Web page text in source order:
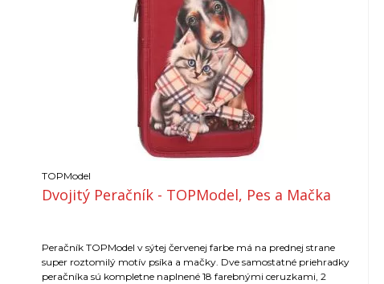
TOPModel
Dvojitý Peračník - TOPModel, Pes a Mačka
Peračník TOPModel v sýtej červenej farbe má na prednej strane
super roztomilý motív psíka a mačky. Dve samostatné priehradky
peračníka sú kompletne naplnené 18 farebnými ceruzkami, 2